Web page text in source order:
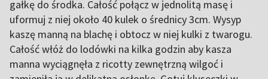
gałkę do środka. Całość połącz w jednolitą masę i
uformuj z niej około 40 kulek o średnicy 3cm. Wysyp
kaszę manną na blachę i obtocz w niej kulki z twarogu.
Całość włóż do lodówki na kilka godzin aby kasza
manna wyciągnęła z ricotty zewnętrzną wilgoć i